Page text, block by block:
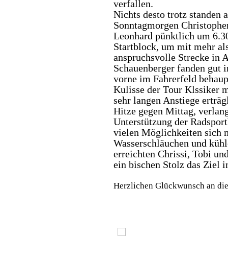
verfallen.
Nichts desto trotz standen
Sonntagmorgen
Leonhard pünktlich um
Startblock, um mit mehr
anspruchsvolle Strecke in
Schauenberger fanden gut
vorne im Fahrerfeld
Kulisse der Tour Klssiker
sehr langen Anstiege
Hitze gegen Mittag,
Unterstützung der
vielen Möglichkeiten sich
Wasserschläuchen und
erreichten Chrissi, Tobi
ein bischen Stolz das Ziel
Herzlichen Glückwunsch an